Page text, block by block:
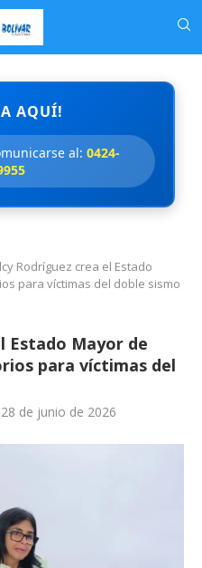
AQUÍ!
al: 0424-
Rodríguez crea el Estado
para víctimas del doble sismo
Estado Mayor de
para víctimas del
28 de junio de 2026